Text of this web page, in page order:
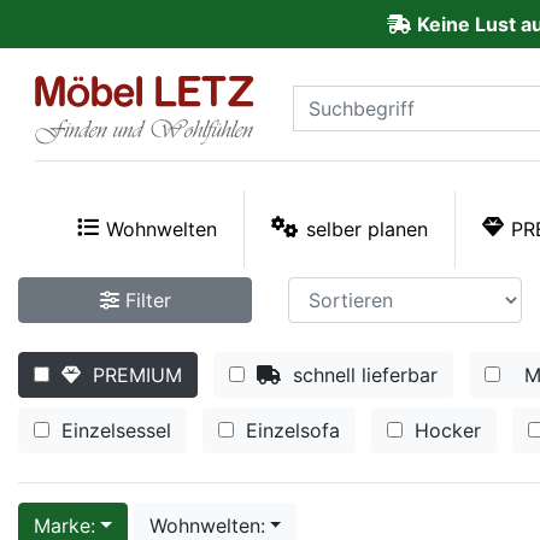
Keine Lust
Wohnwelten selber planen
Filter
PREMIUM schnell lieferbar
Einzelsessel Einzelsofa Hocker
Marke: Wohnwelten:
Kundenmeinungen
PREMIUM
Schnell
lieferbar
SALE
Möbel-